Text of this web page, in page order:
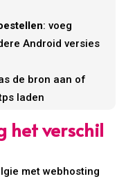
: voeg
Android versies
de bron aan of
laden
het verschil
met webhosting